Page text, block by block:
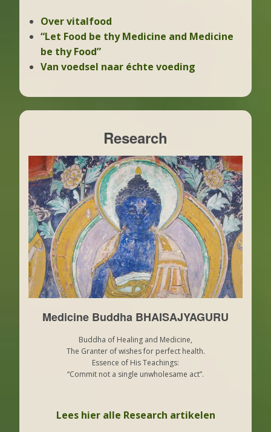
Over vitalfood
“Let Food be thy Medicine and Medicine
be thy Food”
Van voedsel naar échte voeding
Research
Medicine Buddha BHAISAJYAGURU
Buddha of Healing and Medicine,
The Granter of wishes for perfect health.
Essence of His Teachings:
“Commit not a single unwholesame act”.
Lees hier alle Research artikelen